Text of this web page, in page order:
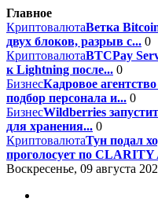
Главное
КриптовалютаВетка
двух блоков, разрыв с... 0
КриптовалютаBTCPay
к Lightning после... 0
БизнесКадровое
подбор персонала и... 0
БизнесWildberries
для хранения... 0
КриптовалютаТун подал
проголосует по CLARITY
Воскресенье, 09 августа